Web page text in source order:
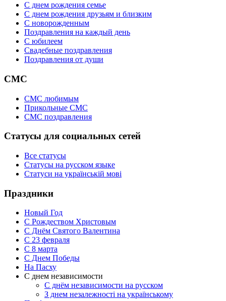
С днем рождения семье
С днем рождения друзьям и близким
C новорожденным
Поздравления на каждый день
С юбилеем
Свадебные поздравления
Поздравления от души
СМС
СМС любимым
Прикольные СМС
СМС поздравления
Статусы для социальных сетей
Все статусы
Статусы на русском языке
Статуси на українській мові
Праздники
Новый Год
С Рождеством Христовым
С Днём Святого Валентина
С 23 февраля
C 8 марта
С Днем Победы
На Пасху
С днем независимости
С днём независимости на русском
З днем незалежності на українському